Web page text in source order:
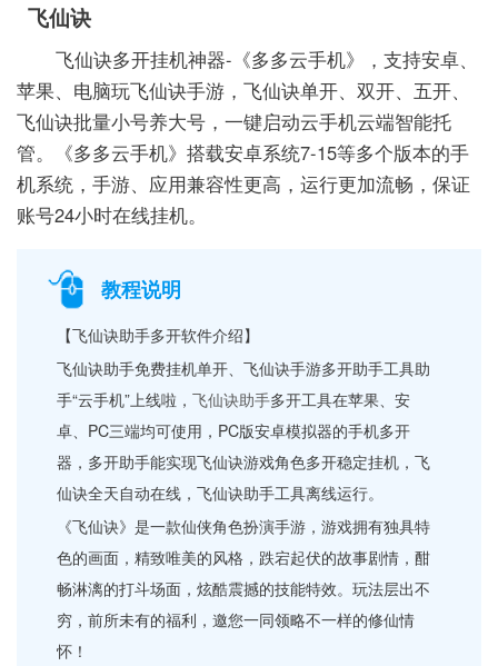
飞仙诀
飞仙诀多开挂机神器-《多多云手机》，支持安卓、
苹果、电脑玩飞仙诀手游，飞仙诀单开、双开、五开、
飞仙诀批量小号养大号，一键启动云手机云端智能托
管。《多多云手机》搭载安卓系统7-15等多个版本的手
机系统，手游、应用兼容性更高，运行更加流畅，保证
账号24小时在线挂机。
教程说明
【飞仙诀助手多开软件介绍】
飞仙诀助手免费挂机单开、飞仙诀手游多开助手工具助
手“云手机”上线啦，飞仙诀助手多开工具在苹果、安
卓、PC三端均可使用，PC版安卓模拟器的手机多开
器，多开助手能实现飞仙诀游戏角色多开稳定挂机，飞
仙诀全天自动在线，飞仙诀助手工具离线运行。
《飞仙诀》是一款仙侠角色扮演手游，游戏拥有独具特
色的画面，精致唯美的风格，跌宕起伏的故事剧情，酣
畅淋漓的打斗场面，炫酷震撼的技能特效。玩法层出不
穷，前所未有的福利，邀您一同领略不一样的修仙情
怀！